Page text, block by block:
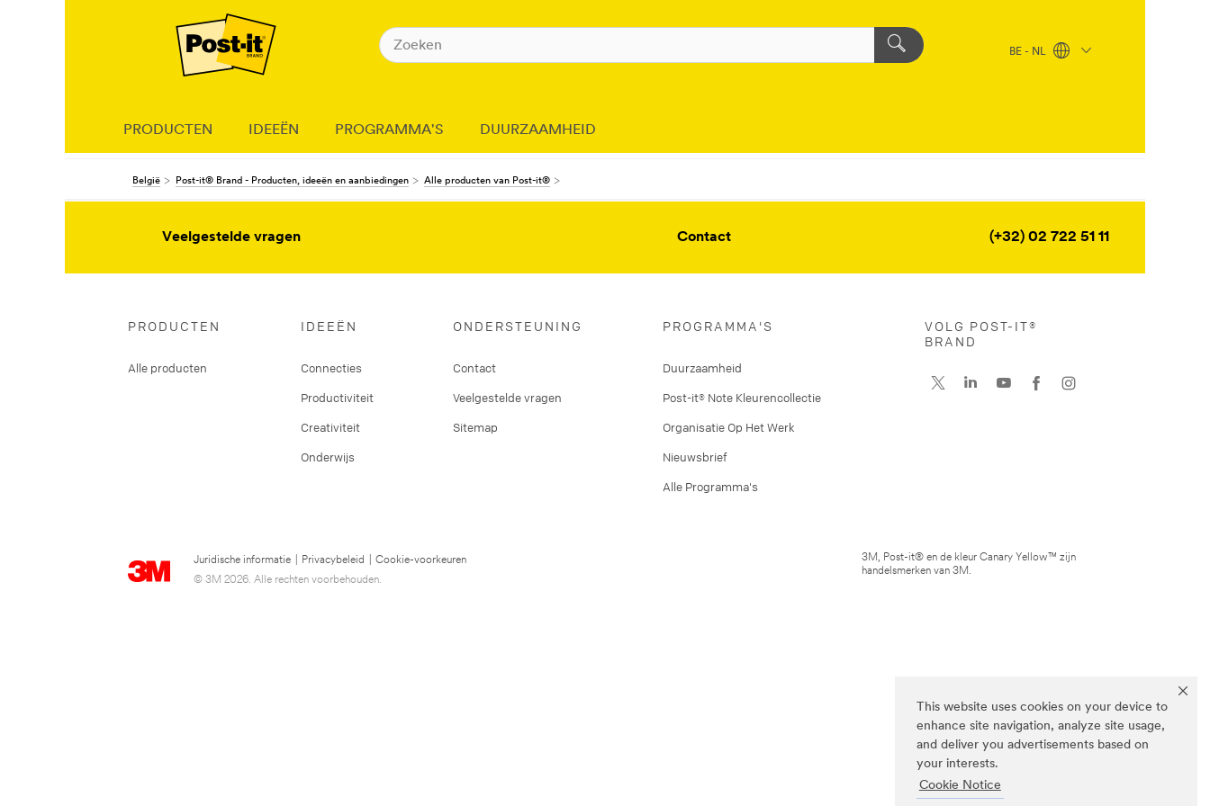
This website uses cookies on your device to
enhance site navigation, analyze site usage,
and deliver you advertisements based on
your interests.
Cookie Notice
BE - NL
PRODUCTEN IDEEËN PROGRAMMA'S DUURZAAMHEID
België Post-it® Brand - Producten, ideeën en aanbiedingen Alle producten van Post-it®
Veelgestelde vragen Contact (+32) 02 722 51 11
PRODUCTEN
Alle producten
IDEEËN
Connecties
Productiviteit
Creativiteit
Onderwijs
ONDERSTEUNING
Contact
Veelgestelde vragen
Sitemap
PROGRAMMA'S
Duurzaamheid
Post-it® Note Kleurencollectie
Organisatie Op Het Werk
Nieuwsbrief
Alle Programma's
Juridische informatie Privacybeleid
Cookie-voorkeuren
© 3M 2026. Alle rechten voorbehouden.
VOLG POST-IT®
BRAND
3M, Post-it® en de kleur Canary Yellow™ zijn
handelsmerken van 3M.